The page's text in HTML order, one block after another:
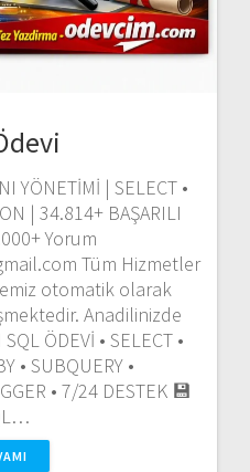
YÖNETİMİ | SELECT •
| 34.814+ BAŞARILI
Yorum
Tüm Hizmetler
otomatik olarak
Anadilinizde
ÖDEVİ • SELECT •
• SUBQUERY •
• 7/24 DESTEK 💾